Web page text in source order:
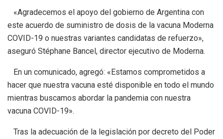
«Agradecemos el apoyo del gobierno de Argentina con
este acuerdo de suministro de dosis de la vacuna Moderna
COVID-19 o nuestras variantes candidatas de refuerzo»,
aseguró Stéphane Bancel, director ejecutivo de Moderna.
En un comunicado, agregó: «Estamos comprometidos a
hacer que nuestra vacuna esté disponible en todo el mundo
mientras buscamos abordar la pandemia con nuestra
vacuna COVID-19».
Tras la adecuación de la legislación por decreto del Poder